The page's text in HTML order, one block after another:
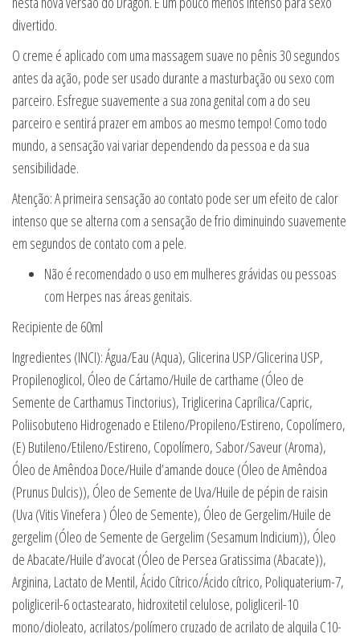
divertido.
O creme é aplicado com uma massagem suave no pênis 30 segundos
antes da ação, pode ser usado durante a masturbação ou sexo com
parceiro. Esfregue suavemente a sua zona genital com a do seu
parceiro e sentirá prazer em ambos ao mesmo tempo! Como todo
mundo, a sensação vai variar dependendo da pessoa e da sua
sensibilidade.
Atenção: A primeira sensação ao contato pode ser um efeito de calor
intenso que se alterna com a sensação de frio diminuindo suavemente
em segundos de contato com a pele.
Não é recomendado o uso em mulheres grávidas ou pessoas
com Herpes nas áreas genitais.
Recipiente de 60ml
Ingredientes (INCI): Água/Eau (Aqua), Glicerina USP/Glicerina USP,
Propilenoglicol, Óleo de Cártamo/Huile de carthame (Óleo de
Semente de Carthamus Tinctorius), Triglicerina Caprílica/Capric,
Poliisobuteno Hidrogenado e Etileno/Propileno/Estireno, Copolímero,
(E) Butileno/Etileno/Estireno, Copolímero, Sabor/Saveur (Aroma),
Óleo de Amêndoa Doce/Huile d’amande douce (Óleo de Amêndoa
(Prunus Dulcis)), Óleo de Semente de Uva/Huile de pépin de raisin
(Uva (Vitis Vinefera ) Óleo de Semente), Óleo de Gergelim/Huile de
gergelim (Óleo de Semente de Gergelim (Sesamum Indicium)), Óleo
de Abacate/Huile d’avocat (Óleo de Persea Gratissima (Abacate)),
Arginina, Lactato de Mentil, Ácido Cítrico/Ácido cítrico, Poliquaterium-7,
poligliceril-6 octastearato, hidroxitetil celulose, poligliceril-10
mono/dioleato, acrilatos/polímero cruzado de acrilato de alquila C10-